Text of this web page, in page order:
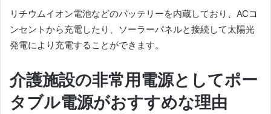
リチウムイオン電池などのバッテリーを内蔵しており、ACコ
ンセントから充電したり、ソーラーパネルと接続して太陽光
発電により充電することができます。
介護施設の非常用電源としてポー
タブル電源がおすすめな理由